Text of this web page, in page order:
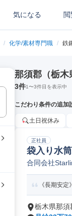
気になる
/ 化学/素材専門職 / 鉄
那須郡（栃木
3件1〜3件目を表示中
こだわり条件の追加
土日祝休み
正社員
袋入り水
合同会社
《長期安
栃木県那須